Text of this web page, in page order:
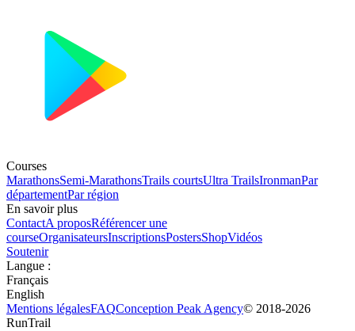
Courses
MarathonsSemi-MarathonsTrails courtsUltra TrailsIronmanPar
départementPar région
En savoir plus
ContactA proposRéférencer une
courseOrganisateursInscriptionsPostersShopVidéos
Soutenir
Langue :
Français
English
Mentions légalesFAQConception Peak Agency© 2018-2026
RunTrail